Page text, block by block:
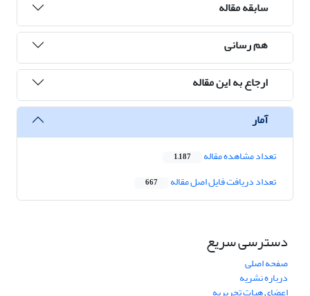
سابقه مقاله
هم رسانی
ارجاع به این مقاله
آمار
تعداد مشاهده مقاله 1,187
تعداد دریافت فایل اصل مقاله 667
دسترسی سریع
صفحه اصلی
درباره نشریه